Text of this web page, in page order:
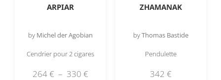
ARPIAR
by Michel der Agobian
Cendrier pour 2 cigares
264€ – 330 €
ZHAMANAK
byThomas Bastide
Pendulette
342 €